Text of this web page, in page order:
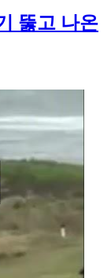
뚫고 나온